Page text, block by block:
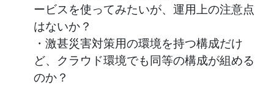
ービスを使ってみたいが、運用上の注意点
はないか？
・激甚災害対策用の環境を持つ構成だけ
ど、クラウド環境でも同等の構成が組める
のか？